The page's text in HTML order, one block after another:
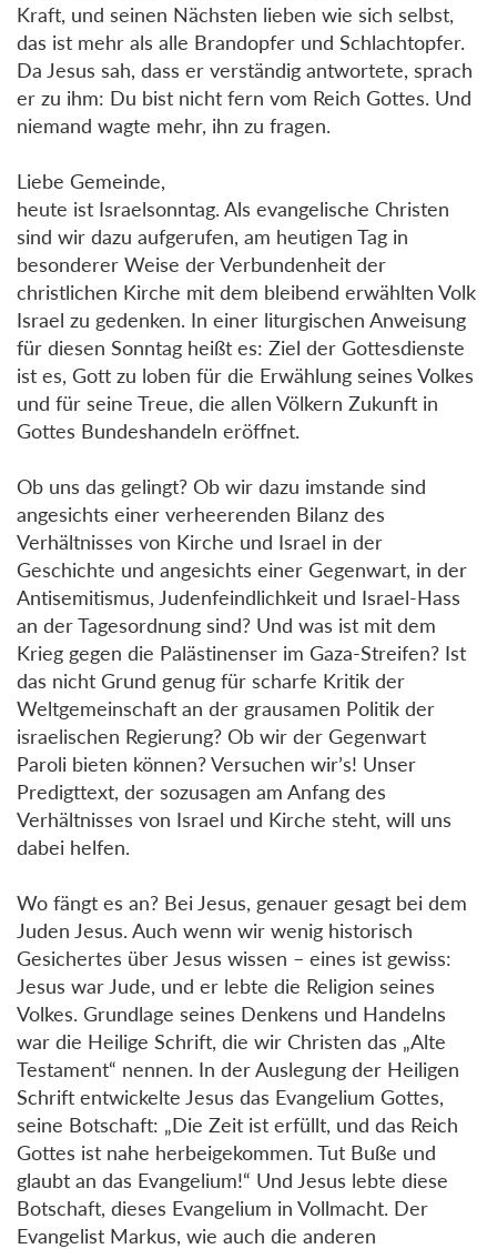
Kraft, und seinen Nächsten lieben wie sich selbst,
das ist mehr als alle Brandopfer und Schlachtopfer.
Da Jesus sah, dass er verständig antwortete, sprach
er zu ihm: Du bist nicht fern vom Reich Gottes. Und
niemand wagte mehr, ihn zu fragen.
Liebe Gemeinde,
heute ist Israelsonntag. Als evangelische Christen
sind wir dazu aufgerufen, am heutigen Tag in
besonderer Weise der Verbundenheit der
christlichen Kirche mit dem bleibend erwählten Volk
Israel zu gedenken. In einer liturgischen Anweisung
für diesen Sonntag heißt es: Ziel der Gottesdienste
ist es, Gott zu loben für die Erwählung seines Volkes
und für seine Treue, die allen Völkern Zukunft in
Gottes Bundeshandeln eröffnet.
Ob uns das gelingt? Ob wir dazu imstande sind
angesichts einer verheerenden Bilanz des
Verhältnisses von Kirche und Israel in der
Geschichte und angesichts einer Gegenwart, in der
Antisemitismus, Judenfeindlichkeit und Israel-Hass
an der Tagesordnung sind? Und was ist mit dem
Krieg gegen die Palästinenser im Gaza-Streifen? Ist
das nicht Grund genug für scharfe Kritik der
Weltgemeinschaft an der grausamen Politik der
israelischen Regierung? Ob wir der Gegenwart
Paroli bieten können? Versuchen wir’s! Unser
Predigttext, der sozusagen am Anfang des
Verhältnisses von Israel und Kirche steht, will uns
dabei helfen.
Wo fängt es an? Bei Jesus, genauer gesagt bei dem
Juden Jesus. Auch wenn wir wenig historisch
Gesichertes über Jesus wissen – eines ist gewiss:
Jesus war Jude, und er lebte die Religion seines
Volkes. Grundlage seines Denkens und Handelns
war die Heilige Schrift, die wir Christen das „Alte
Testament“ nennen. In der Auslegung der Heiligen
Schrift entwickelte Jesus das Evangelium Gottes,
seine Botschaft: „Die Zeit ist erfüllt, und das Reich
Gottes ist nahe herbeigekommen. Tut Buße und
glaubt an das Evangelium!“ Und Jesus lebte diese
Botschaft, dieses Evangelium in Vollmacht. Der
Evangelist Markus, wie auch die anderen